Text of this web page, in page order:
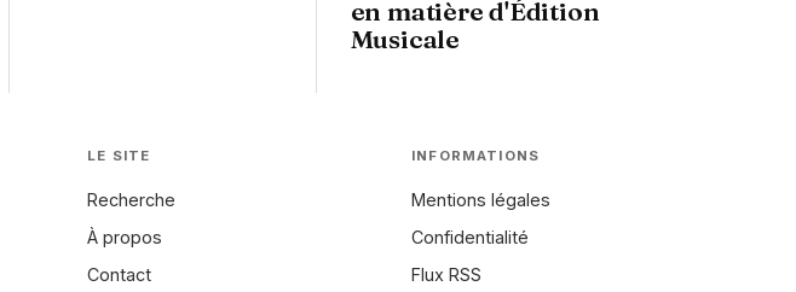
en matière d'Édition
Musicale
LE SITE
Recherche
À propos
Contact
INFORMATIONS
Mentions légales
Confidentialité
Flux RSS